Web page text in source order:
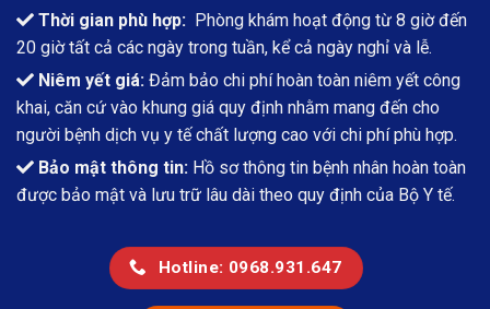
Thời gian phù hợp: Phòng khám hoạt động từ 8 giờ đến
20 giờ tất cả các ngày trong tuần, kể cả ngày nghỉ và lễ.
Niêm yết giá: Đảm bảo chi phí hoàn toàn niêm yết công
khai, căn cứ vào khung giá quy định nhằm mang đến cho
người bệnh dịch vụ y tế chất lượng cao với chi phí phù hợp.
Bảo mật thông tin: Hồ sơ thông tin bệnh nhân hoàn toàn
được bảo mật và lưu trữ lâu dài theo quy định của Bộ Y tế.
Hotline: 0968.931.647